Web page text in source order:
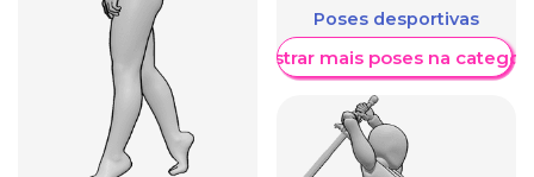
Poses desportivas
Mostrar mais poses na